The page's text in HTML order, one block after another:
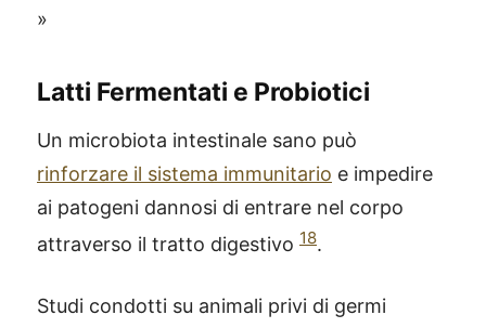
»
Latti Fermentati e Probiotici
Un microbiota intestinale sano può
rinforzare il sistema immunitario e impedire
ai patogeni dannosi di entrare nel corpo
attraverso il tratto digestivo 18.
Studi condotti su animali privi di germi